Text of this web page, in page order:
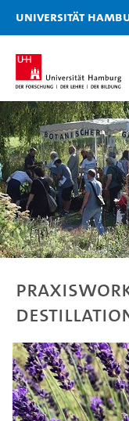
Universität